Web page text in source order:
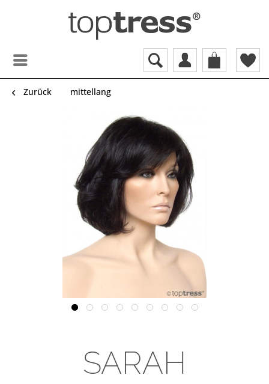
Zurück mittellang
SARAH